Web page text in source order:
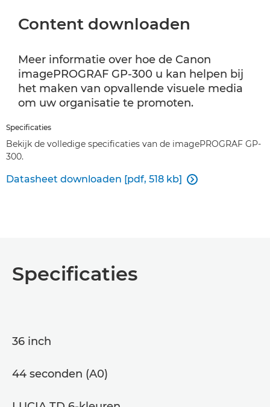
Content downloaden
Meer informatie over hoe de Canon
imagePROGRAF GP-300 u kan helpen bij
het maken van opvallende visuele media
om uw organisatie te promoten.
Specificaties
Bekijk de volledige specificaties van de imagePROGRAF GP-
300.
Datasheet downloaden [pdf, 518 kb] 
Specificaties
36 inch
44 seconden (A0)